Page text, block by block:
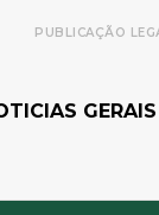
PUBLICAÇÃO
GERAIS